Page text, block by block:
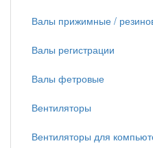
Валы прижимные /
Валы регистрации
Валы фетровые
Вентиляторы
Вентиляторы для